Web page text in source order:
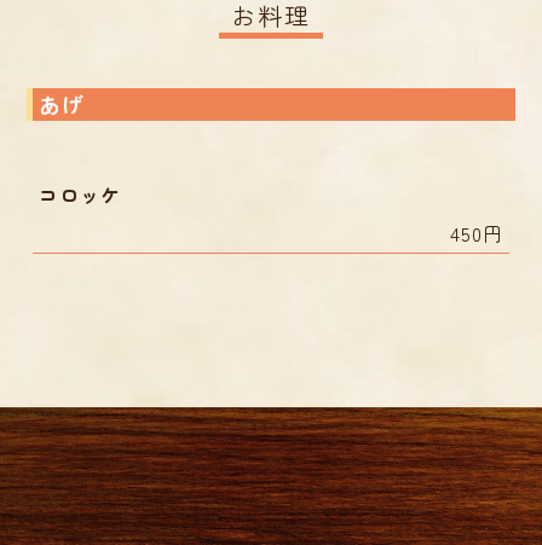
お料理
あげ
コロッケ
450円